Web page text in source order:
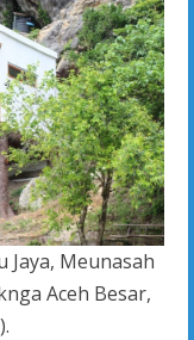
Jaya, Meunasah
Aceh Besar,